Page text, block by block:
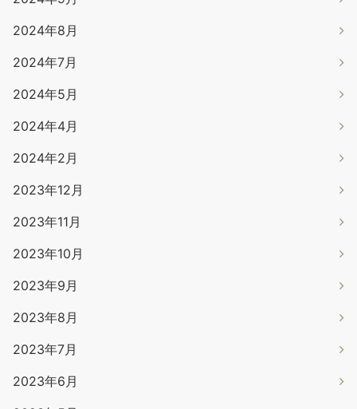
2024年8月
2024年7月
2024年5月
2024年4月
2024年2月
2023年12月
2023年11月
2023年10月
2023年9月
2023年8月
2023年7月
2023年6月